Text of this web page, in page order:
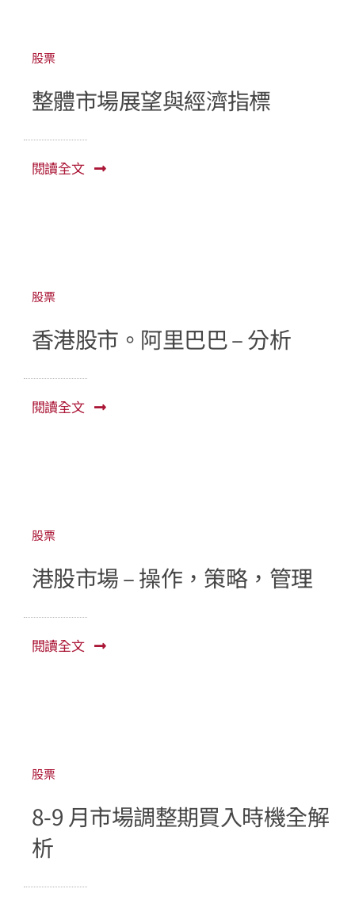
股票
整體市場展望與經濟指標
閱讀全文
股票
香港股市。阿里巴巴 – 分析
閱讀全文
股票
港股市場 – 操作，策略，管理
閱讀全文
股票
8-9 月市場調整期買入時機全解
析